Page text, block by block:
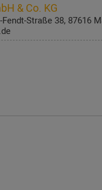
& Co. KG
Fendt-Straße 38, 87616